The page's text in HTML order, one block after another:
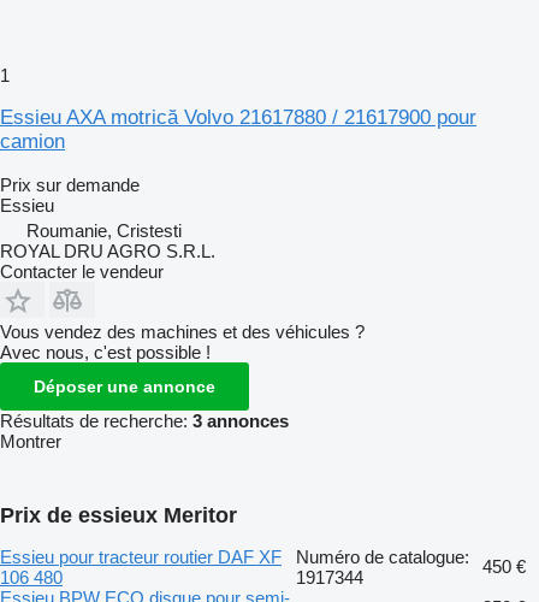
1
Essieu AXA motrică Volvo 21617880 / 21617900 pour
camion
Prix sur demande
Essieu
Roumanie, Cristesti
ROYAL DRU AGRO S.R.L.
Contacter le vendeur
Vous vendez des machines et des véhicules ?
Avec nous, c'est possible !
Déposer une annonce
Résultats de recherche: 3 annonces
Montrer
Prix de essieux Meritor
Essieu pour tracteur routier DAF XF
106 480
Numéro de catalogue:
1917344
450 €
Essieu BPW ECO disque pour semi-